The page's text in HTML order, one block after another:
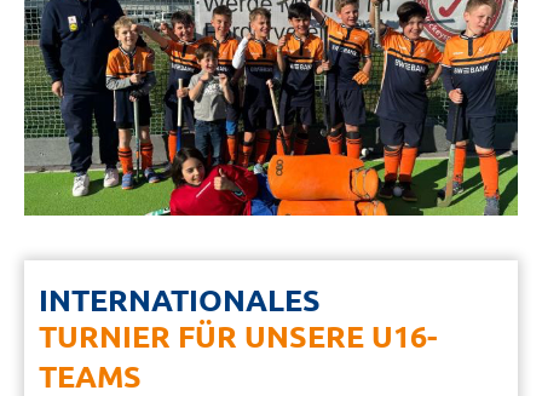
INTERNATIONALES
TURNIER FÜR UNSERE U16-
TEAMS